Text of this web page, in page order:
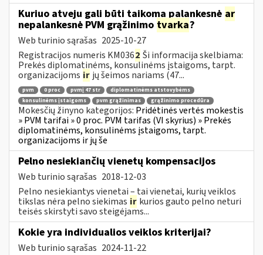
Kuriuo atveju gali būti taikoma palankesnė ar
nepalankesnė PVM grąžinimo tvarka?
Web turinio sąrašas 2025-10-27
Registracijos numeris KM0362 Ši informacija skelbiama:
Prekės diplomatinėms, konsulinėms įstaigoms, tarpt.
organizacijoms ir jų šeimos nariams (47...
pvm 0 proc pvmį 47 str
diplomatinėms atstovybėms
konsulinėms įstaigoms
pvm grąžinimas grąžinimo procedūra
Mokesčių žinyno kategorijos: Pridėtinės vertės mokestis
» PVM tarifai » 0 proc. PVM tarifas (VI skyrius) » Prekės
diplomatinėms, konsulinėms įstaigoms, tarpt.
organizacijoms ir jų še
Pelno nesiekiančių vienetų kompensacijos
Web turinio sąrašas 2018-12-03
Pelno nesiekiantys vienetai – tai vienetai, kurių veiklos
tikslas nėra pelno siekimas ir kurios gauto pelno neturi
teisės skirstyti savo steigėjams...
Kokie yra individualios veiklos kriterijai?
Web turinio sąrašas 2024-11-22